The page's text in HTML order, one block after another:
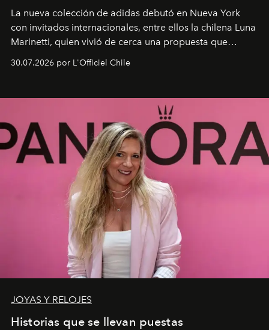
La nueva colección de adidas debutó en Nueva York
con invitados internacionales, entre ellos la chilena Luna
Marinetti, quien vivió de cerca una propuesta que
fusiona moda y rendimiento.
30.07.2026 por L'Officiel Chile
JOYAS Y RELOJES
Historias que se llevan puestas